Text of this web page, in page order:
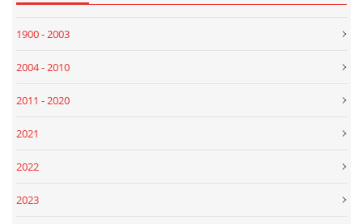
1900 - 2003
2004 - 2010
2011 - 2020
2021
2022
2023